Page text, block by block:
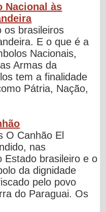
Nacional às
os brasileiros
E o que é a
Nacionais,
Armas da
tem a finalidade
Pátria, Nação,
O Canhão El
nas
Estado brasileiro e o
da dignidade
pelo povo
do Paraguai. Os